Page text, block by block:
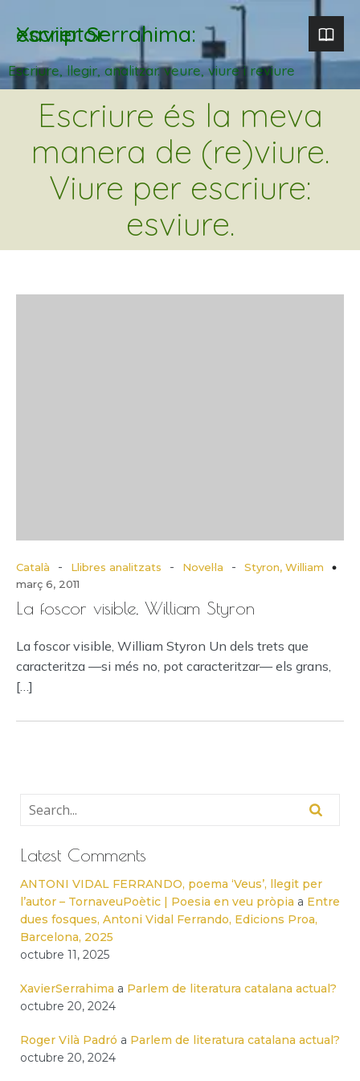
Xavier Serrahima: escriptor
Escriure, llegir, analitzar. veure, viure i reviure
Escriure és la meva
manera de (re)viure.
Viure per escriure:
esviure.
Català - Llibres analitzats - Novel·la -
Styron, William
març 6, 2011
La foscor visible, William Styron
La foscor visible, William Styron Un dels trets que
caracteritza —si més no, pot caracteritzar— els grans,
[…]
Latest Comments
ANTONI VIDAL FERRANDO, poema ‘Veus’, llegit per
l’autor – TornaveuPoètic | Poesia en veu pròpia a Entre
dues fosques, Antoni Vidal Ferrando, Edicions Proa,
Barcelona, 2025
octubre 11, 2025
XavierSerrahima a Parlem de literatura catalana actual?
octubre 20, 2024
Roger Vilà Padró a Parlem de literatura catalana actual?
octubre 20, 2024